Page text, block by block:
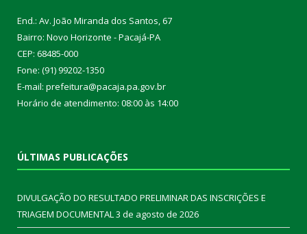
End.: Av. João Miranda dos Santos, 67
Bairro: Novo Horizonte - Pacajá-PA
CEP: 68485-000
Fone: (91) 99202-1350
E-mail: prefeitura@pacaja.pa.gov.br
Horário de atendimento: 08:00 às 14:00
ÚLTIMAS PUBLICAÇÕES
DIVULGAÇÃO DO RESULTADO PRELIMINAR DAS INSCRIÇÕES E
TRIAGEM DOCUMENTAL3 de agosto de 2026